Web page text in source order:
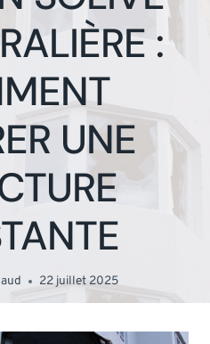
:
UNE
22 juillet 2025